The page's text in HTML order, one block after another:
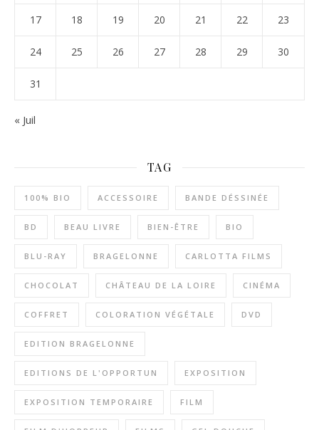
17 18 19 20 21 22 23
24 25 26 27 28 29 30
31
« Juil
TAG
100% BIO ACCESSOIRE BANDE DÉSSINÉE
BD BEAU LIVRE BIEN-ÊTRE BIO
BLU-RAY BRAGELONNE CARLOTTA FILMS
CHOCOLAT CHÂTEAU DE LA LOIRE CINÉMA
COFFRET COLORATION VÉGÉTALE DVD
EDITION BRAGELONNE
EDITIONS DE L'OPPORTUN EXPOSITION
EXPOSITION TEMPORAIRE FILM